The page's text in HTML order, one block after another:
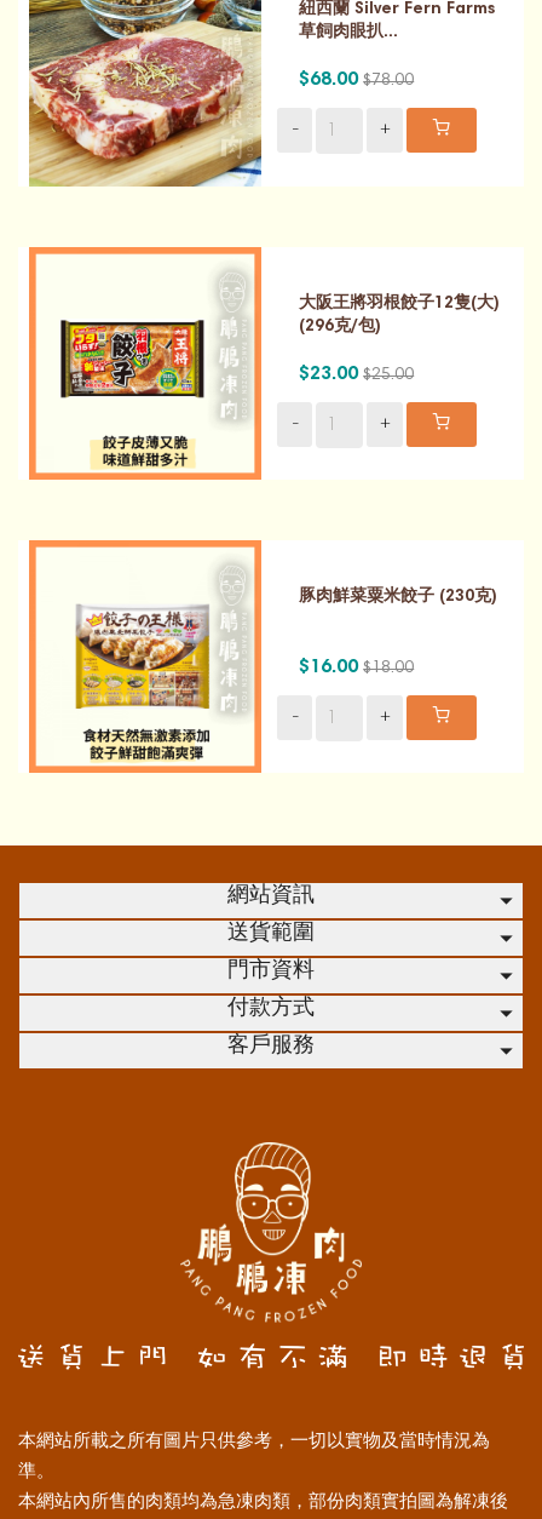
紐西蘭 Silver Fern Farms
草飼肉眼扒...
$68.00 $78.00
- +
大阪王將羽根餃子12隻(大)
(296克/包)
$23.00 $25.00
- +
豚肉鮮菜粟米餃子 (230克)
$16.00 $18.00
- +
網站資訊
送貨範圍
門市資料
付款方式
客戶服務
本網站所載之所有圖片只供參考，一切以實物及當時情況為
準。
本網站內所售的肉類均為急凍肉類，部份肉類實拍圖為解凍後